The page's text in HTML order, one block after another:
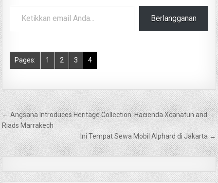
Ketikkan email Anda...
Berlangganan
Pages: 1 2 3 4
Navigasi
pos
← Angsana Introduces Heritage Collection: Hacienda Xcanatun and
Riads Marrakech
Ini Tempat Sewa Mobil Alphard di Jakarta →